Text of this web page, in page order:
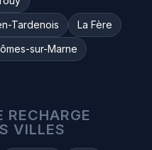
Tardenois
La Fère
sur-Marne
RECHARGE
VILLES